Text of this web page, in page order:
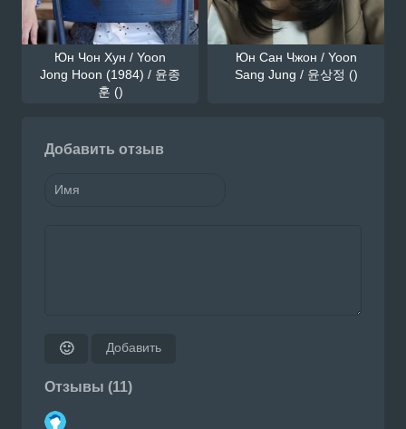
Юн Чон Хун / Yoon
Jong Hoon (1984) / 윤종
훈 ()
Юн Сан Чжон / Yoon
Sang Jung / 윤상정 ()
Добавить отзыв
🙂 Добавить
Отзывы (11)